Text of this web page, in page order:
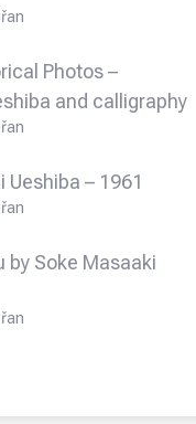
Photos –
and calligraphy
Ueshiba – 1961
by Soke Masaaki